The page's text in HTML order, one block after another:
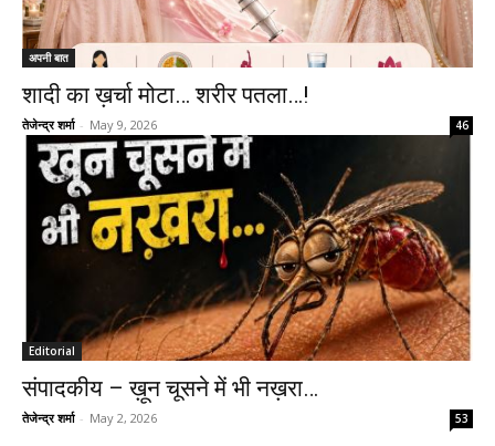
अपनी बात
शादी का ख़र्चा मोटा… शरीर पतला…!
तेजेन्द्र शर्मा - May 9, 2026 46
Editorial
संपादकीय – ख़ून चूसने में भी नख़रा…
तेजेन्द्र शर्मा - May 2, 2026 53